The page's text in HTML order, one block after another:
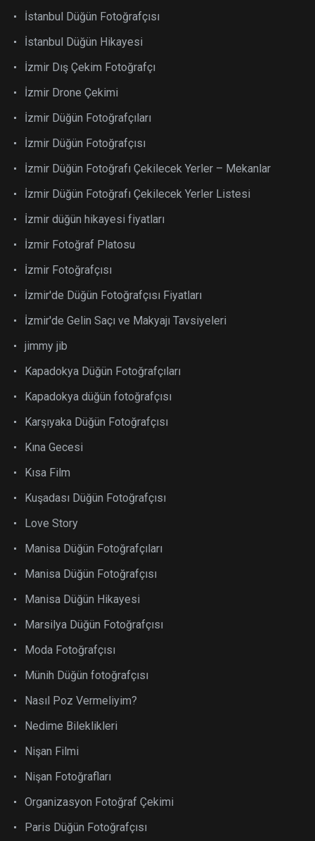
İstanbul Düğün Fotoğrafçısı
İstanbul Düğün Hikayesi
İzmir Dış Çekim Fotoğrafçı
İzmir Drone Çekimi
İzmir Düğün Fotoğrafçıları
İzmir Düğün Fotoğrafçısı
İzmir Düğün Fotoğrafı Çekilecek Yerler – Mekanlar
İzmir Düğün Fotoğrafı Çekilecek Yerler Listesi
İzmir düğün hikayesi fiyatları
İzmir Fotoğraf Platosu
İzmir Fotoğrafçısı
İzmir'de Düğün Fotoğrafçısı Fiyatları
İzmir'de Gelin Saçı ve Makyajı Tavsiyeleri
jimmy jib
Kapadokya Düğün Fotoğrafçıları
Kapadokya düğün fotoğrafçısı
Karşıyaka Düğün Fotoğrafçısı
Kına Gecesi
Kısa Film
Kuşadası Düğün Fotoğrafçısı
Love Story
Manisa Düğün Fotoğrafçıları
Manisa Düğün Fotoğrafçısı
Manisa Düğün Hikayesi
Marsilya Düğün Fotoğrafçısı
Moda Fotoğrafçısı
Münih Düğün fotoğrafçısı
Nasıl Poz Vermeliyim?
Nedime Bileklikleri
Nişan Filmi
Nişan Fotoğrafları
Organizasyon Fotoğraf Çekimi
Paris Düğün Fotoğrafçısı